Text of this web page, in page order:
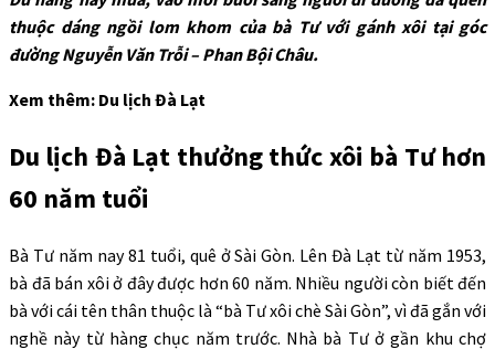
thuộc dáng ngồi lom khom của bà Tư với gánh xôi tại góc
đường Nguyễn Văn Trỗi – Phan Bội Châu.
Xem thêm: Du lịch Đà Lạt
Du lịch Đà Lạt thưởng thức xôi bà Tư hơn
60 năm tuổi
Bà Tư năm nay 81 tuổi, quê ở Sài Gòn. Lên Đà Lạt từ năm 1953,
bà đã bán xôi ở đây được hơn 60 năm. Nhiều người còn biết đến
bà với cái tên thân thuộc là “bà Tư xôi chè Sài Gòn”, vì đã gắn với
nghề này từ hàng chục năm trước. Nhà bà Tư ở gần khu chợ